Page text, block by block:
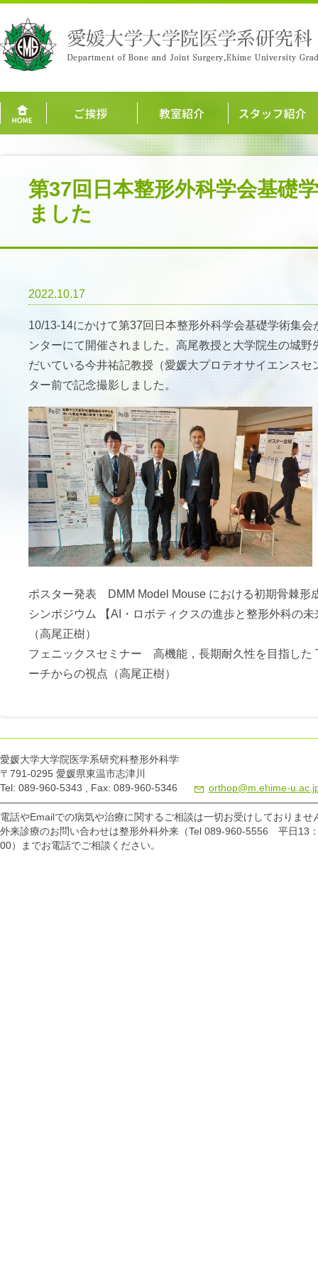
第37回日本整形外科学会基礎
ました
2022.10.17
10/13-14にかけて第37回日本整形外科学会基礎学術集
ンターにて開催されました。高尾教授と大学院生の城
だいている今井祐記教授（愛媛大プロテオサイエンス
ター前で記念撮影しました。
ポスター発表 DMM Model Mouse における初期骨棘形
シンポジウム 【AI
・ロボティクスの進歩と整形外科の
（高尾正樹）
フェニックスセミナー 高機能，長期耐久性を目指した
ーチからの視点（高尾正樹）
愛媛大学大学院医学系研究科整形外科学
〒791-0295 愛媛県東温市志津川
Tel: 089-960-5343 , Fax: 089-960-5346
orthop@m.ehime-
電話やEmailでの病気や治療に関するご相談は一切お受けしておりませ
外来診療のお問い合わせは整形外科外来（Tel 089-960-5556 平日13
00）までお電話でご相談ください。